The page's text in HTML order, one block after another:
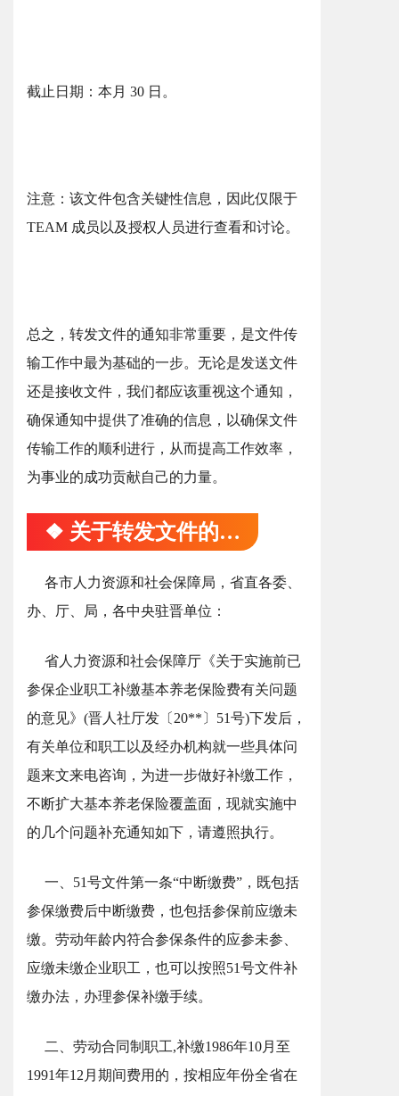
截止日期：本月 30 日。
注意：该文件包含关键性信息，因此仅限于
TEAM 成员以及授权人员进行查看和讨论。
总之，转发文件的通知非常重要，是文件传
输工作中最为基础的一步。无论是发送文件
还是接收文件，我们都应该重视这个通知，
确保通知中提供了准确的信息，以确保文件
传输工作的顺利进行，从而提高工作效率，
为事业的成功贡献自己的力量。
❖ 关于转发文件的通知
各市人力资源和社会保障局，省直各委、
办、厅、局，各中央驻晋单位：
省人力资源和社会保障厅《关于实施前已
参保企业职工补缴基本养老保险费有关问题
的意见》(晋人社厅发〔20**〕51号)下发后，
有关单位和职工以及经办机构就一些具体问
题来文来电咨询，为进一步做好补缴工作，
不断扩大基本养老保险覆盖面，现就实施中
的几个问题补充通知如下，请遵照执行。
一、51号文件第一条“中断缴费”，既包括
参保缴费后中断缴费，也包括参保前应缴未
缴。劳动年龄内符合参保条件的应参未参、
应缴未缴企业职工，也可以按照51号文件补
缴办法，办理参保补缴手续。
二、劳动合同制职工,补缴1986年10月至
1991年12月期间费用的，按相应年份全省在